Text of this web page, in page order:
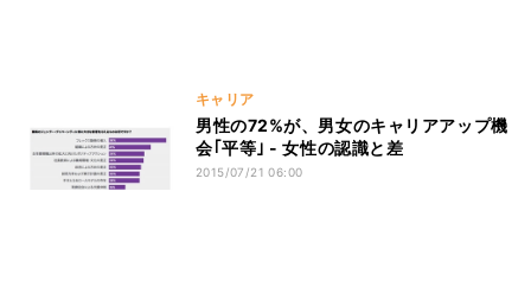
キャリア
男性の72%が、男女のキャリアアップ機
会｢平等｣ - 女性の認識と差
2015/07/21 06:00